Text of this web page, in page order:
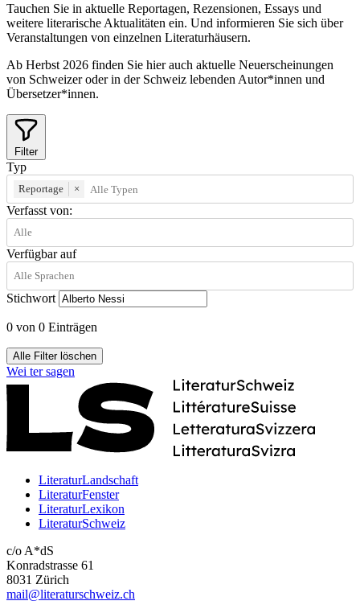
Tauchen Sie in aktuelle Reportagen, Rezensionen, Essays und
weitere literarische Aktualitäten ein. Und informieren Sie sich über
Veranstaltungen von einzelnen Literaturhäusern.
Ab Herbst 2026 finden Sie hier auch aktuelle Neuerscheinungen
von Schweizer oder in der Schweiz lebenden Autor*innen und
Übersetzer*innen.
Filter
Typ
Reportage ×
Verfasst von:
Verfügbar auf
Stichwort
0 von 0 Einträgen
Alle Filter löschen
Wei ter sagen
LiteraturLandschaft
LiteraturFenster
LiteraturLexikon
LiteraturSchweiz
c/o A*dS
Konradstrasse 61
8031 Zürich
mail@literaturschweiz.ch